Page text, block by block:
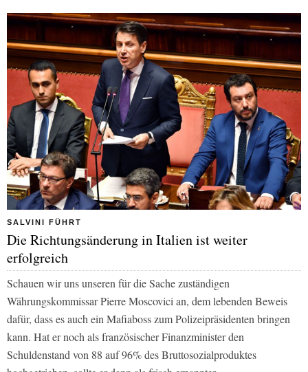
SALVINI FÜHRT
Die Richtungsänderung in Italien ist weiter
erfolgreich
Schauen wir uns unseren für die Sache zuständigen
Währungskommissar Pierre Moscovici an, dem lebenden Beweis
dafür, dass es auch ein Mafiaboss zum Polizeipräsidenten bringen
kann. Hat er noch als französischer Finanzminister den
Schuldenstand von 88 auf 96% des Bruttosozialproduktes